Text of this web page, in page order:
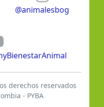
@animalesbog
derechos reservados
- PYBA